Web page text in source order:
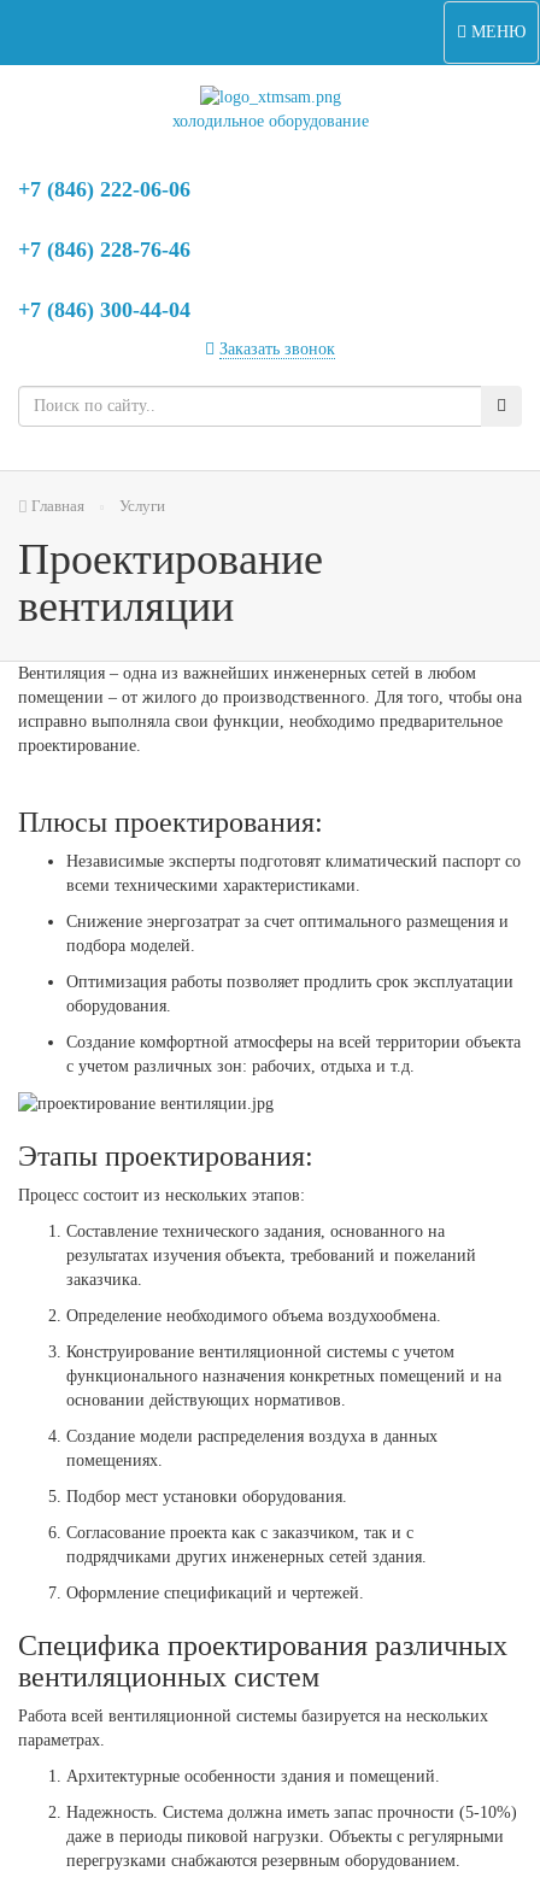
МЕНЮ
холодильное оборудование
+7 (846) 222-06-06
+7 (846) 228-76-46
+7 (846) 300-44-04
Заказать звонок
Главная Услуги
Проектирование
вентиляции
Вентиляция – одна из важнейших инженерных сетей в любом
помещении – от жилого до производственного. Для того, чтобы она
исправно выполняла свои функции, необходимо предварительное
проектирование.
Плюсы проектирования:
Независимые эксперты подготовят климатический паспорт со
всеми техническими характеристиками.
Снижение энергозатрат за счет оптимального размещения и
подбора моделей.
Оптимизация работы позволяет продлить срок эксплуатации
оборудования.
Создание комфортной атмосферы на всей территории объекта
с учетом различных зон: рабочих, отдыха и т.д.
Этапы проектирования:
Процесс состоит из нескольких этапов:
Составление технического задания, основанного на
результатах изучения объекта, требований и пожеланий
заказчика.
Определение необходимого объема воздухообмена.
Конструирование вентиляционной системы с учетом
функционального назначения конкретных помещений и на
основании действующих нормативов.
Создание модели распределения воздуха в данных
помещениях.
Подбор мест установки оборудования.
Согласование проекта как с заказчиком, так и с
подрядчиками других инженерных сетей здания.
Оформление спецификаций и чертежей.
Специфика проектирования различных
вентиляционных систем
Работа всей вентиляционной системы базируется на нескольких
параметрах.
Архитектурные особенности здания и помещений.
Надежность. Система должна иметь запас прочности (5-10%)
даже в периоды пиковой нагрузки. Объекты с регулярными
перегрузками снабжаются резервным оборудованием.